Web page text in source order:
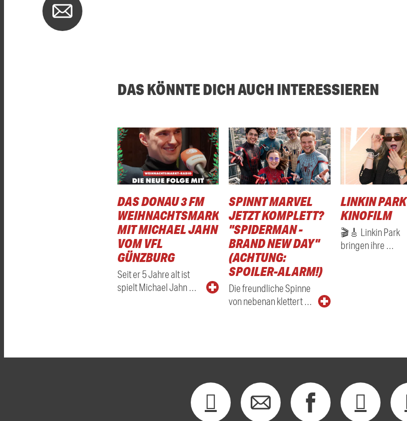
DAS KÖNNTE DICH AUCH INTERESSIEREN
DAS DONAU 3 FM
WEIHNACHTSMARKTRADIO
MIT MICHAEL JAHN
VOM VFL
GÜNZBURG
Seit er 5 Jahre alt ist
spielt Michael Jahn …
SPINNT MARVEL
JETZT KOMPLETT?
"SPIDERMAN -
BRAND NEW DAY"
(ACHTUNG:
SPOILER-ALARM!)
Die freundliche Spinne
von nebenan klettert …
LINKIN PARK
KINOFILM
🎬🎸 Linkin Park
bringen ihre …